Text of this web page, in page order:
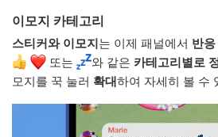
이모지 카테고리
스티커와 이모지는 이제 패널에서 반응
또는
와 같은 카테고리별로
모지를 꾹 눌러 확대하여 자세히 볼 수